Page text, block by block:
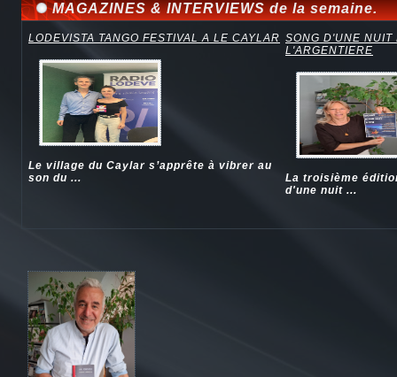
MAGAZINES & INTERVIEWS de la semaine.
LODEVISTA TANGO FESTIVAL A LE CAYLAR
Le village du Caylar s’apprête à vibrer au
son du ...
SONG D'UNE NUIT
L'ARGENTIERE
La troisième
d'une nuit ...